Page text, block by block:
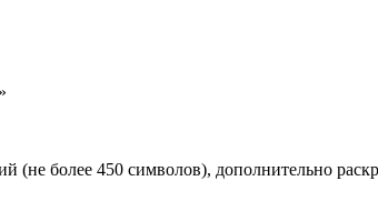
более 450 символов), дополнительно